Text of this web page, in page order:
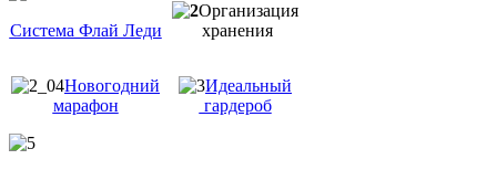
Система Флай Леди
Организация
хранения
Новогодний
марафон
Идеальный
гардероб